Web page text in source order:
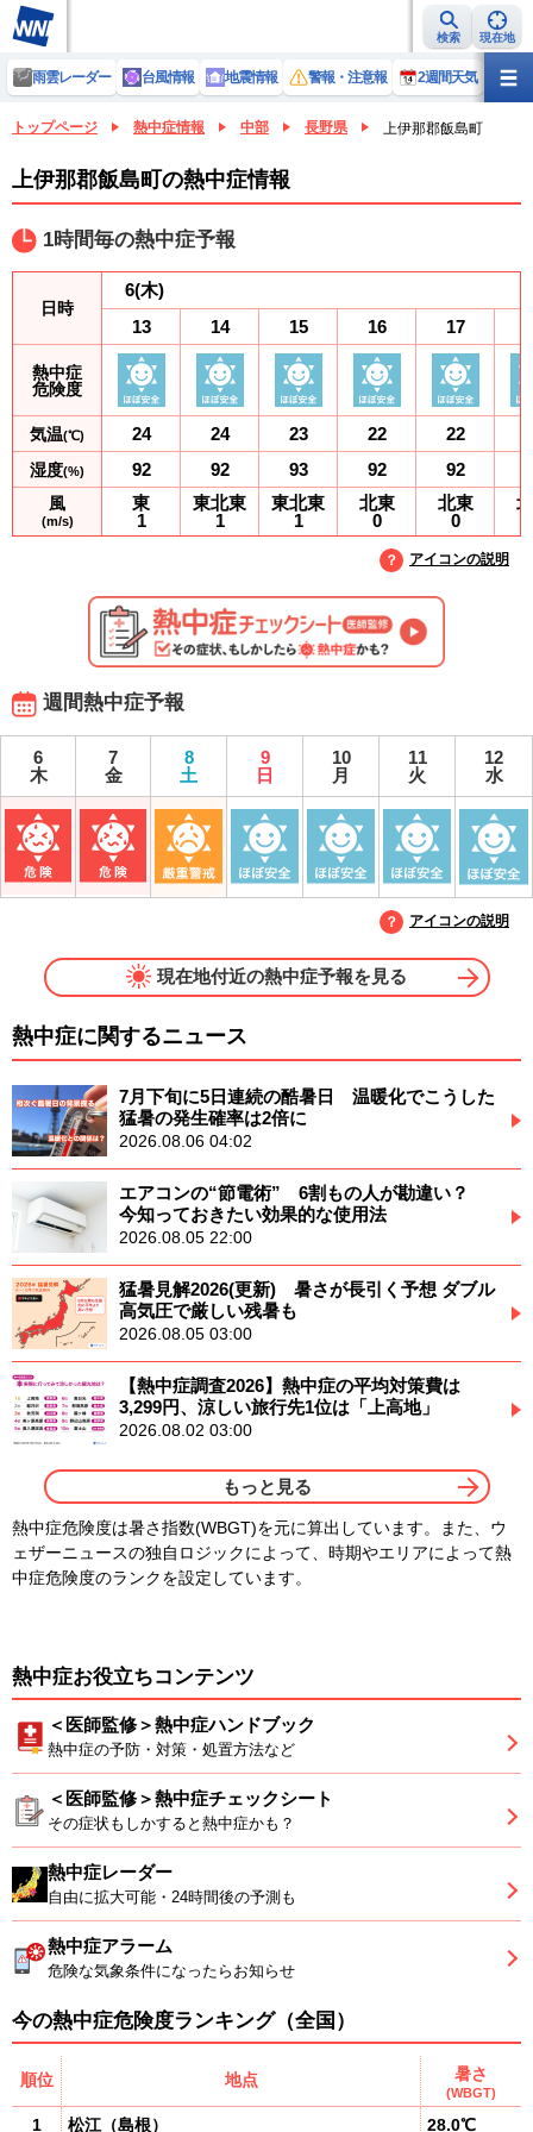
検索 現在地
雨雲レーダー 台風情報 地震情報 警報・注意報 2週間天気 ラ
トップページ 熱中症情報 中部 長野県 上伊那郡飯島町
上伊那郡飯島町の熱中症情報
1時間毎の熱中症予報
日時
熱中症
危険度
気温(℃)
湿度(%)
風
(m/s)
6(木)
13
24
92
東
1
14
24
92
東北東
1
15
23
93
東北東
1
16
22
92
北東
0
17
22
92
北東
0
アイコンの説明
週間熱中症予報
6
木
7
金
8
土
9
日
10
月
11
火
12
水
アイコンの説明
現在地付近の熱中症予報を見る
熱中症に関するニュース
7月下旬に5日連続の酷暑日 温暖化でこうした
猛暑の発生確率は2倍に
2026.08.06 04:02
エアコンの“節電術” 6割もの人が勘違い？
今知っておきたい効果的な使用法
2026.08.05 22:00
猛暑見解2026(更新) 暑さが長引く予想 ダブル
高気圧で厳しい残暑も
2026.08.05 03:00
【熱中症調査2026】熱中症の平均対策費は
3,299円、涼しい旅行先1位は「上高地」
2026.08.02 03:00
もっと見る
熱中症危険度は暑さ指数(WBGT)を元に算出しています。また、ウ
ェザーニュースの独自ロジックによって、時期やエリアによって熱
中症危険度のランクを設定しています。
熱中症お役立ちコンテンツ
＜医師監修＞熱中症ハンドブック
熱中症の予防・対策・処置方法など
＜医師監修＞熱中症チェックシート
その症状もしかすると熱中症かも？
熱中症レーダー
自由に拡大可能・24時間後の予測も
熱中症アラーム
危険な気象条件になったらお知らせ
今の熱中症危険度ランキング（全国）
順位 地点 暑さ
(WBGT)
1 松江（島根） 28.0℃